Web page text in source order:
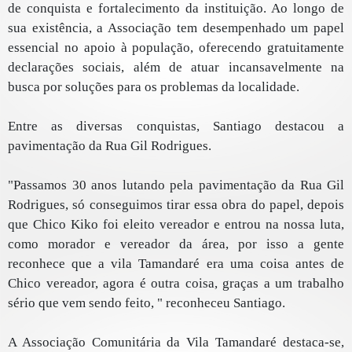
de conquista e fortalecimento da instituição. Ao longo de
sua existência, a Associação tem desempenhado um papel
essencial no apoio à população, oferecendo gratuitamente
declarações sociais, além de atuar incansavelmente na
busca por soluções para os problemas da localidade.
Entre as diversas conquistas, Santiago destacou a
pavimentação da Rua Gil Rodrigues.
"Passamos 30 anos lutando pela pavimentação da Rua Gil
Rodrigues, só conseguimos tirar essa obra do papel, depois
que Chico Kiko foi eleito vereador e entrou na nossa luta,
como morador e vereador da área, por isso a gente
reconhece que a vila Tamandaré era uma coisa antes de
Chico vereador, agora é outra coisa, graças a um trabalho
sério que vem sendo feito, " reconheceu Santiago.
A Associação Comunitária da Vila Tamandaré destaca-se,